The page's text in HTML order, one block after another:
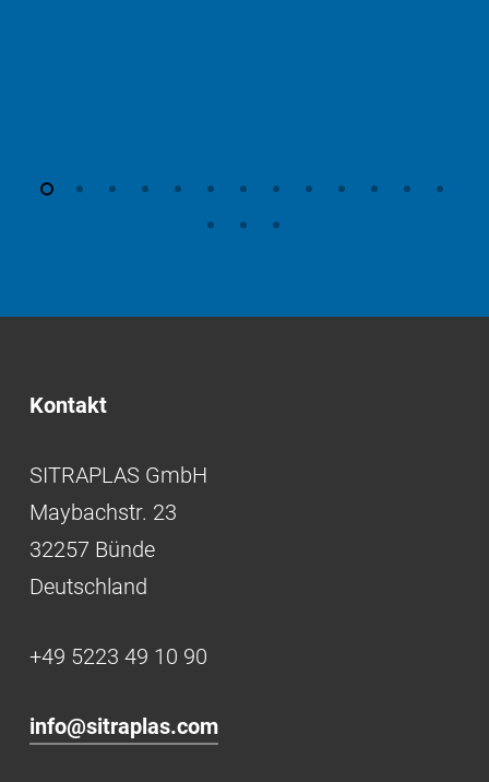
Kontakt
SITRAPLAS GmbH
Maybachstr. 23
32257 Bünde
Deutschland
+49 5223 49 10 90
info@sitraplas.com